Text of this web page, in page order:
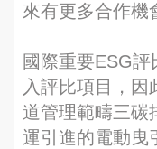
來有更多合作機
國際重要ESG
入評比項目，因
道管理範疇三碳
運引進的電動曳